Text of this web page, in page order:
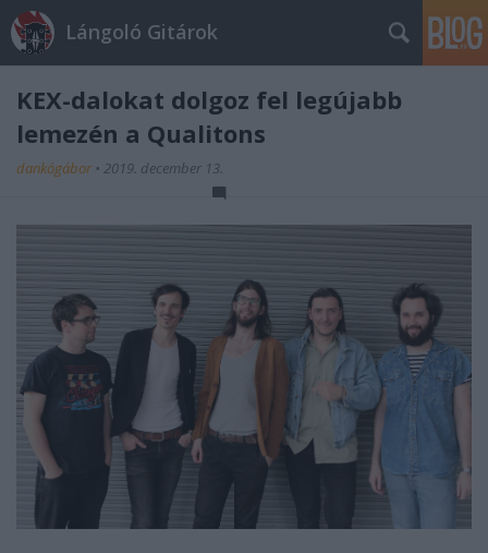
Lángoló Gitárok
KEX-dalokat dolgoz fel legújabb
lemezén a Qualitons
dankógábor • 2019. december 13.